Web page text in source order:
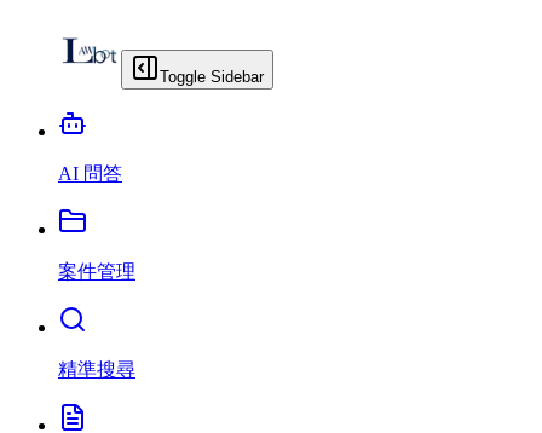
Toggle Sidebar
AI 問答
案件管理
精準搜尋